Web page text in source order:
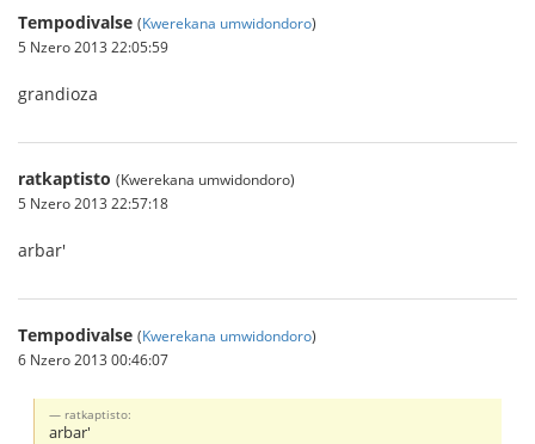
Tempodivalse (Kwerekana umwidondoro)
5 Nzero 2013 22:05:59
grandioza
ratkaptisto (Kwerekana umwidondoro)
5 Nzero 2013 22:57:18
arbar'
Tempodivalse (Kwerekana umwidondoro)
6 Nzero 2013 00:46:07
ratkaptisto:
arbar'